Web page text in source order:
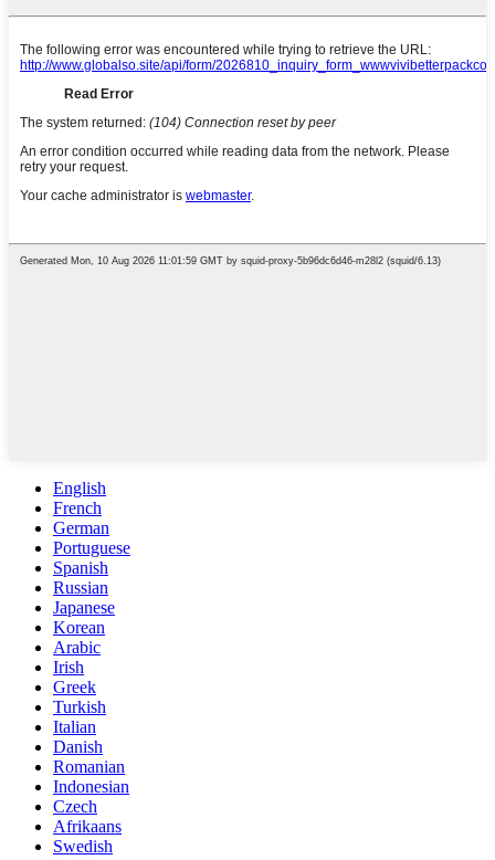
English
French
German
Portuguese
Spanish
Russian
Japanese
Korean
Arabic
Irish
Greek
Turkish
Italian
Danish
Romanian
Indonesian
Czech
Afrikaans
Swedish